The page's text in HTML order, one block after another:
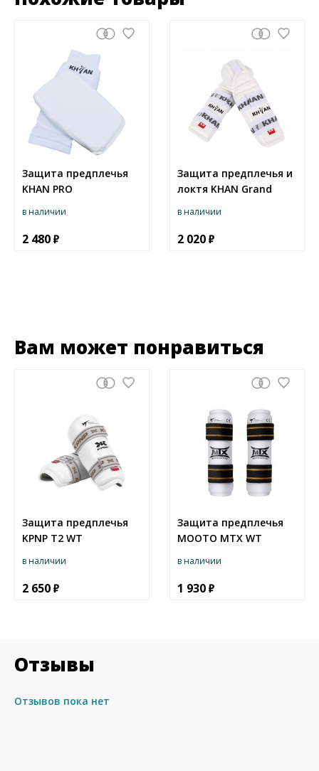
Защита предплечья
KHAN PRO
в наличии
2 480
Защита предплечья и
локтя KHAN Grand
в наличии
2 020
Вам может понравиться
Защита предплечья
KPNP Т2 WT
в наличии
2 650
Защита предплечья
MOOTO MTX WT
в наличии
1 930
Отзывы
Отзывов пока нет